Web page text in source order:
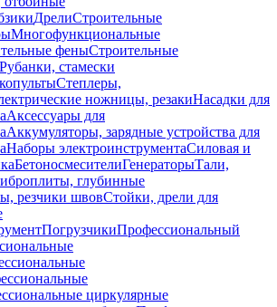
ДрелиСтроительные
Многофункциональные
феныСтроительные
Рубанки, стамески
Степлеры,
ножницы, резакиНасадки для
Аксессуары для
Аккумуляторы, зарядные устройства для
Наборы электроинструментаСиловая и
БетоносмесителиГенераторыТали,
глубинные
резчики швовСтойки, дрели для
ПогрузчикиПрофессиональный
циркулярные